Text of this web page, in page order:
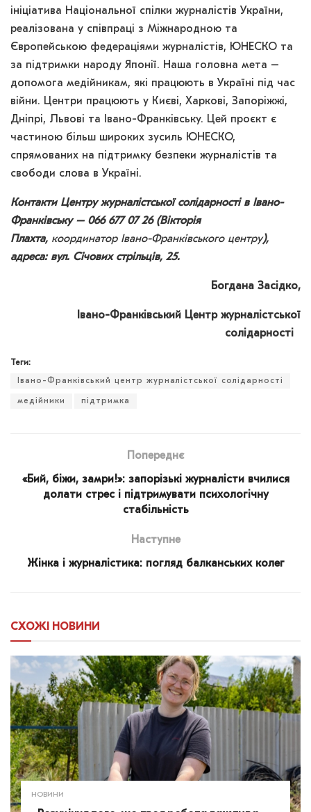
ініціатива Національної спілки журналістів України,
реалізована у співпраці з Міжнародною та
Європейською федераціями журналістів, ЮНЕСКО та
за підтримки народу Японії. Наша головна мета –
допомога медійникам, які працюють в Україні під час
війни. Центри працюють у Києві, Харкові, Запоріжжі,
Дніпрі, Львові та Івано-Франківську. Цей проєкт є
частиною більш широких зусиль ЮНЕСКО,
спрямованих на підтримку безпеки журналістів та
свободи слова в Україні.
Контакти Центру журналістської солідарності в Івано-
Франківську – 066 677 07 26 (Вікторія
Плахта, координатор Івано-Франківського центру),
адреса: вул. Січових стрільців, 25.
Богдана Засідко,
Івано-Франківський Центр журналістської
солідарності
Теги:
Івано-Франківський центр журналістської солідарності
медійники підтримка
Попереднє
«Бий, біжи, замри!»: запорізькі журналісти вчилися
долати стрес і підтримувати психологічну
стабільність
Наступне
Жінка і журналістика: погляд балканських колег
СХОЖІ НОВИНИ
НОВИНИ